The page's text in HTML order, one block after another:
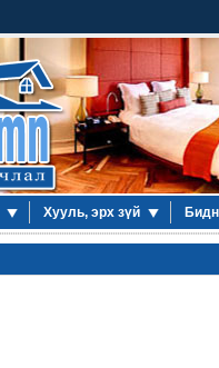
Хууль, эрх зүй